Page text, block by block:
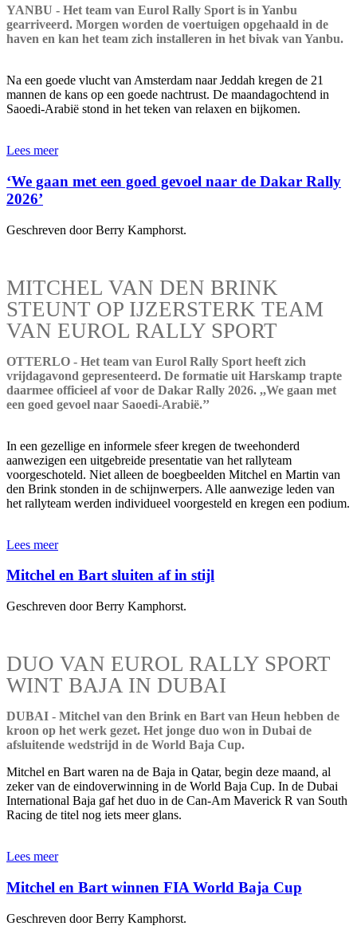
YANBU - Het team van Eurol Rally Sport is in Yanbu
gearriveerd. Morgen worden de voertuigen opgehaald in de
haven en kan het team zich installeren in het bivak van Yanbu.
Na een goede vlucht van Amsterdam naar Jeddah kregen de 21
mannen de kans op een goede nachtrust. De maandagochtend in
Saoedi-Arabië stond in het teken van relaxen en bijkomen.
Lees meer
‘We gaan met een goed gevoel naar de Dakar Rally
2026’
Geschreven door Berry Kamphorst.
MITCHEL VAN DEN BRINK
STEUNT OP IJZERSTERK TEAM
VAN EUROL RALLY SPORT
OTTERLO - Het team van Eurol Rally Sport heeft zich
vrijdagavond gepresenteerd. De formatie uit Harskamp trapte
daarmee officieel af voor de Dakar Rally 2026. ,,We gaan met
een goed gevoel naar Saoedi-Arabië.’’
In een gezellige en informele sfeer kregen de tweehonderd
aanwezigen een uitgebreide presentatie van het rallyteam
voorgeschoteld. Niet alleen de boegbeelden Mitchel en Martin van
den Brink stonden in de schijnwerpers. Alle aanwezige leden van
het rallyteam werden individueel voorgesteld en kregen een podium.
Lees meer
Mitchel en Bart sluiten af in stijl
Geschreven door Berry Kamphorst.
DUO VAN EUROL RALLY SPORT
WINT BAJA IN DUBAI
DUBAI - Mitchel van den Brink en Bart van Heun hebben de
kroon op het werk gezet. Het jonge duo won in Dubai de
afsluitende wedstrijd in de World Baja Cup.
Mitchel en Bart waren na de Baja in Qatar, begin deze maand, al
zeker van de eindoverwinning in de World Baja Cup. In de Dubai
International Baja gaf het duo in de Can-Am Maverick R van South
Racing de titel nog iets meer glans.
Lees meer
Mitchel en Bart winnen FIA World Baja Cup
Geschreven door Berry Kamphorst.